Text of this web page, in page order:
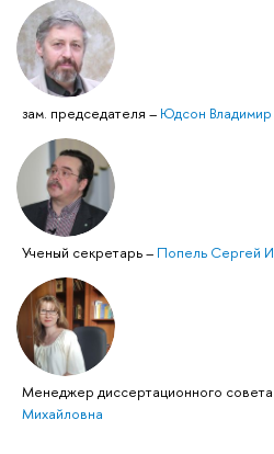
зам. председателя – Юдсон Владимир
Ученый секретарь– Попель Сергей
Менеджер диссертационного совета
Михайловна